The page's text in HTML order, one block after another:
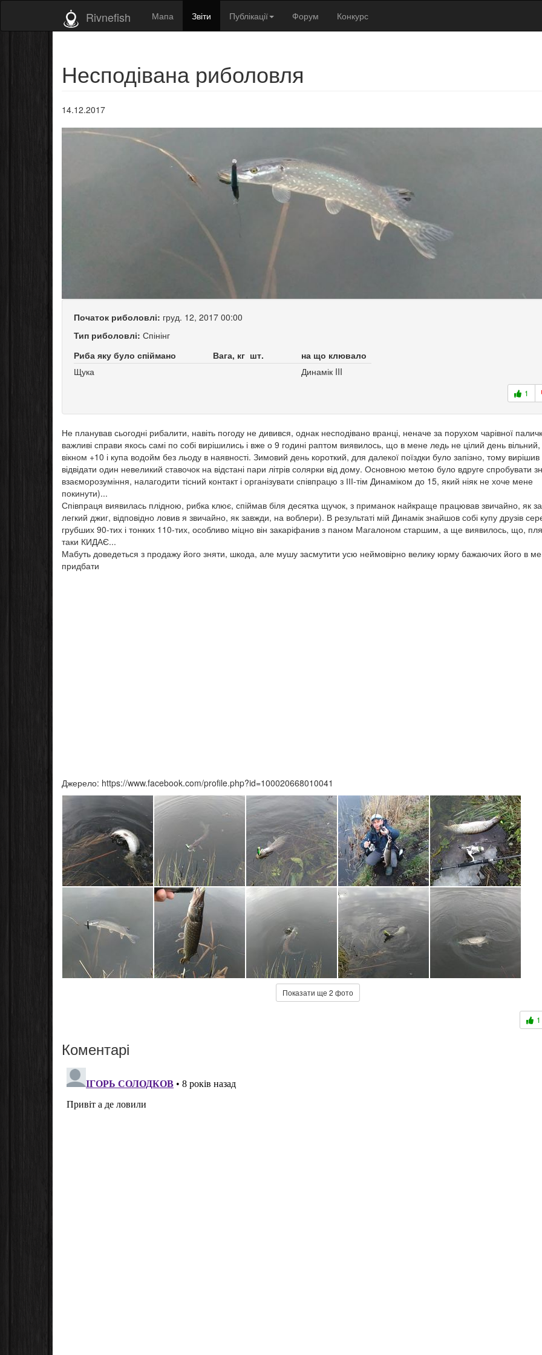
Rivnefish Мапа Звіти Публікації Форум Конкурс
Несподівана риболовля
14.12.2017
Початок риболовлі: груд. 12, 2017 00:00
Тип риболовлі: Спінінг
Риба яку було спіймано
Вага, кг шт.
на що клювало
Щука
Динамік III
1
Не планував сьогодні рибалити, навіть погоду не дивився, однак несподівано вранці, неначе за порухом чарівної
важливі справи якось самі по собі вирішились і вже о 9 годині раптом виявилось, що в мене ледь не цілий день вільний,
вікном +10 і купа водойм без льоду в наявності. Зимовий день короткий, для далекої поїздки було запізно, тому вирішив
відвідати один невеликий ставочок на відстані пари літрів солярки від дому. Основною метою було вдруге спробувати
взаєморозуміння, налагодити тісний контакт і організувати співпрацю з ІІІ-тім Динаміком до 15, який ніяк не хоче мене
покинути)...
Співпраця виявилась плідною, рибка клює, спіймав біля десятка щучок, з приманок найкраще працював звичайно, як
легкий джиг, відповідно ловив я звичайно, як завжди, на воблери). В результаті мій Динамік знайшов собі купу друзів
грубших 90-тих і тонких 110-тих, особливо міцно він закаріфанив з паном Магалоном старшим, а ще виявилось, що,
таки КИДАЄ...
Мабуть доведеться з продажу його зняти, шкода, але мушу засмутити усю неймовірно велику юрму бажаючих його в
придбати
Джерело: https://www.facebook.com/profile.php?id=100020668010041
Показати ще 2 фото
1
Коментарі